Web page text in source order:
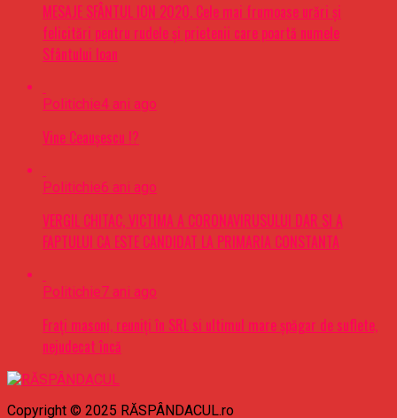
MESAJE SFÂNTUL ION 2020. Cele mai frumoase urări şi
felicitări pentru rudele şi prietenii care poartă numele
Sfântului Ioan
Politichie4 ani ago
Vine Ceaușescu !?
Politichie6 ani ago
VERGIL CHITAC, VICTIMA A CORONAVIRUSULUI DAR SI A
FAPTULUI CA ESTE CANDIDAT LA PRIMARIA CONSTANTA
Politichie7 ani ago
Frați masoni, reuniți în SRL si ultimul mare șpăgar de suflete,
nejudecat încă
Copyright © 2025 RĂSPÂNDACUL.ro